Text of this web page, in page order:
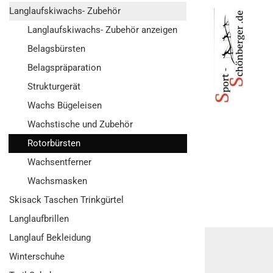
Langlaufskiwachs- Zubehör
Langlaufskiwachs- Zubehör anzeigen
Belagsbürsten
Belagspräparation
Strukturgerät
Wachs Bügeleisen
Wachstische und Zubehör
Rotorbürsten
Wachsentferner
Wachsmasken
Skisack Taschen Trinkgürtel
Langlaufbrillen
Langlauf Bekleidung
Winterschuhe